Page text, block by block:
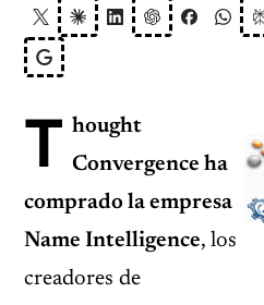
T hought
Convergence ha
comprado la empresa
Name Intelligence, los
creadores de